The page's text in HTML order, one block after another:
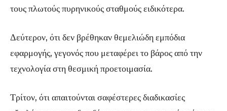
τους πλωτούς πυρηνικούς σταθμούς ειδικότερα.
Δεύτερον, ότι δεν βρέθηκαν θεμελιώδη εμπόδια
εφαρμογής, γεγονός που μεταφέρει το βάρος από την
τεχνολογία στη θεσμική προετοιμασία.
Τρίτον, ότι απαιτούνται σαφέστερες διαδικασίες